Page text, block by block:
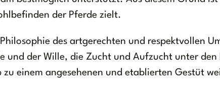
der Pferde zielt.
des artgerechten und respektvollen
und der Wille, die Zucht und Aufzucht unter
zu einem angesehenen und etablierten Gestüt